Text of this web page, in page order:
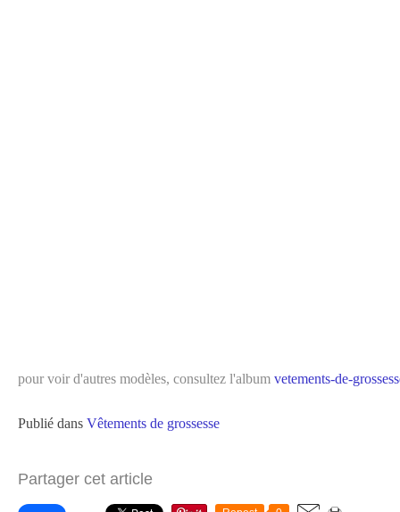
pour voir d'autres modèles, consultez l'album vetements-de-
Publié dans Vêtements de grossesse
Partager cet article